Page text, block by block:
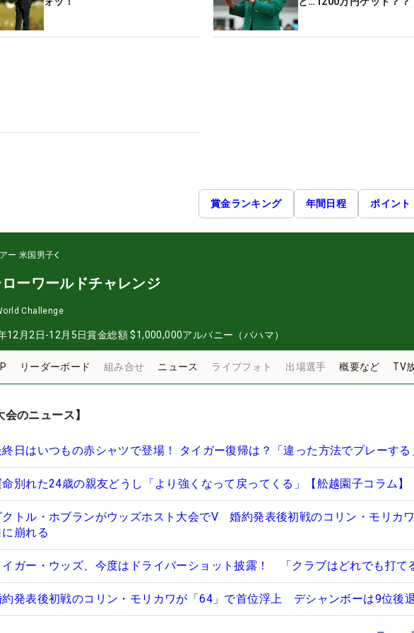
賞金ランキング 年間日程 ポイント
ー 米国男子
ローワールドチャレンジ
Challenge
12月2日-12月5日賞金総額 $1,000,000アルバニー（バハマ）
リーダーボード 組み合せ ニュース ライブフォト 出場選手 概要など TV
会のニュース】
終日はいつもの赤シャツで登場！ タイガー復帰は？「違った方法でプレーする
別れた24歳の親友どうし「より強くなって戻ってくる」【舩越園子コラム】
クトル・ホブランがウッズホスト大会でV 婚約発表後初戦のコリン・モリカ
に崩れる
イガー・ウッズ、今度はドライバーショット披露！ 「クラブはどれでも打て
約発表後初戦のコリン・モリカワが「64」で首位浮上 デシャンボーは9位後